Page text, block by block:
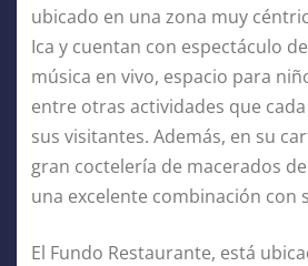
ubicado en una zona muy
Ica y cuentan con espectáculo
música en vivo, espacio para
entre otras actividades que
sus visitantes. Además, en su
gran coctelería de macerados
una excelente combinación con
El Fundo Restaurante, está